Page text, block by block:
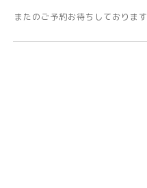
またのご予約お待ちしております